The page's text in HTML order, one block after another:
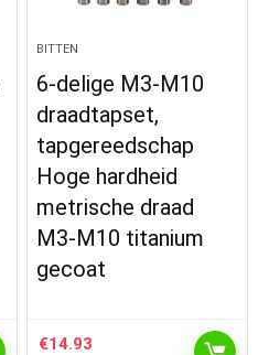
BITTEN
6-delige M3-M10
draadtapset,
tapgereedschap
Hoge hardheid
metrische draad
M3-M10 titanium
gecoat
€14.93